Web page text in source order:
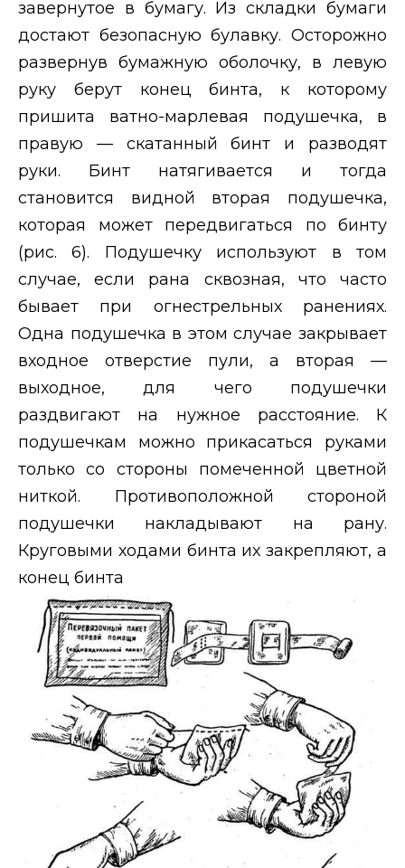
завернутое в бумагу. Из складки бумаги
достают безопасную булавку. Осторожно
развернув бумажную оболочку, в левую
руку берут конец бинта, к которому
пришита ватно-марлевая подушечка, в
правую — скатанный бинт и разводят
руки. Бинт натягивается и тогда
становится видной вторая подушечка,
которая может передвигаться по бинту
(рис. 6). Подушечку используют в том
случае, если рана сквозная, что часто
бывает при огнестрельных ранениях.
Одна подушечка в этом случае закрывает
входное отверстие пули, а вторая —
выходное, для чего подушечки
раздвигают на нужное расстояние. К
подушечкам можно прикасаться руками
только со стороны помеченной цветной
ниткой. Противоположной стороной
подушечки накладывают на рану.
Круговыми ходами бинта их закрепляют, а
конец бинта